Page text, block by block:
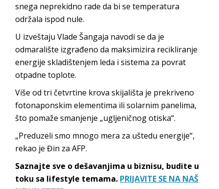
snega neprekidno rade da bi se temperatura
održala ispod nule.
U izveštaju Vlade Šangaja navodi se da je
odmaralište izgrađeno da maksimizira recikliranje
energije skladištenjem leda i sistema za povrat
otpadne toplote.
Više od tri četvrtine krova skijališta je prekriveno
fotonaponskim elementima ili solarnim panelima,
što pomaže smanjenje „ugljeničnog otiska“.
„Preduzeli smo mnogo mera za uštedu energije“,
rekao je Đin za AFP.
Saznajte sve o dešavanjima u biznisu, budite u
toku sa lifestyle temama. PRIJAVITE SE NA NAŠ